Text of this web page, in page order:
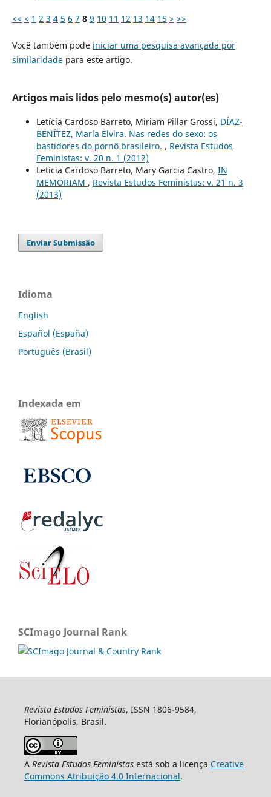
<< < 1 2 3 4 5 6 7 8 9 10 11 12 13 14 15 > >>
Você também pode iniciar uma pesquisa avançada por
similaridadepara este artigo.
Artigos mais lidos pelo mesmo(s) autor(es)
Letícia Cardoso Barreto, Miriam Pillar Grossi, DÍAZ-
BENÍTEZ, María Elvira. Nas redes do sexo: os
bastidores do pornô brasileiro. , Revista Estudos
Feministas: v. 20 n. 1 (2012)
Letícia Cardoso Barreto, Mary Garcia Castro, IN
MEMORIAM , Revista Estudos Feministas: v. 21 n. 3
(2013)
Enviar Submissão
Idioma
English
Español (España)
Português (Brasil)
Indexada em
SCImago Journal Rank
Revista Estudos Feministas, ISSN 1806-9584,
Florianópolis, Brasil.
A Revista Estudos Feministasestá sob a licença Creative
Commons Atribuição 4.0 Internacional.